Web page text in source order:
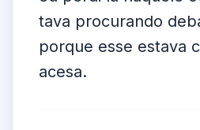
tava procurando
porque esse estava
acesa.